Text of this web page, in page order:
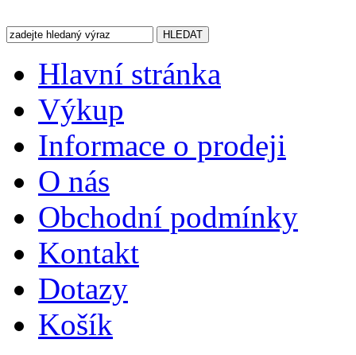
Hlavní stránka
Výkup
Informace o prodeji
O nás
Obchodní podmínky
Kontakt
Dotazy
Košík